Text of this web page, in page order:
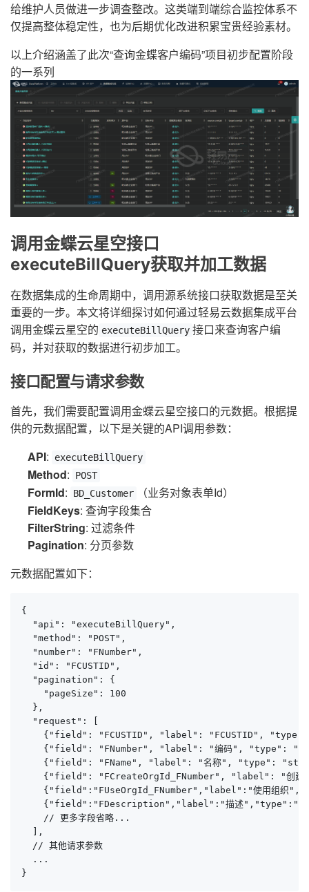
给维护人员做进一步调查整改。这类端到端综合监控体系不
仅提高整体稳定性，也为后期优化改进积累宝贵经验素材。
以上介绍涵盖了此次“查询金蝶客户编码”项目初步配置阶段
的一系列
调用金蝶云星空接口
executeBillQuery获取并加工数据
在数据集成的生命周期中，调用源系统接口获取数据是至关
重要的一步。本文将详细探讨如何通过轻易云数据集成平台
调用金蝶云星空的 executeBillQuery 接口来查询客户编
码，并对获取的数据进行初步加工。
接口配置与请求参数
首先，我们需要配置调用金蝶云星空接口的元数据。根据提
供的元数据配置，以下是关键的API调用参数：
API: executeBillQuery
Method: POST
FormId: BD_Customer
（业务对象表单Id）
FieldKeys: 查询字段集合
FilterString: 过滤条件
Pagination: 分页参数
元数据配置如下：
{
  "api": "executeBillQuery",
  "method": "POST",
  "number": "FNumber",
  "id": "FCUSTID",
  "pagination": {
    "pageSize": 100
  },
  "request": [
{"field": "FCUSTID", "label": "FCUSTID",
{"field": "FNumber", "label": "编码", "type":
{"field": "FName", "label": "名称", "type":
{"field": "FCreateOrgId_FNumber", "label": "创
{"field":"FUseOrgId_FNumber","label":"使用组织
{"field":"FDescription","label":"描述
    // 更多字段省略...
  ],
  // 其他请求参数
  ...
}